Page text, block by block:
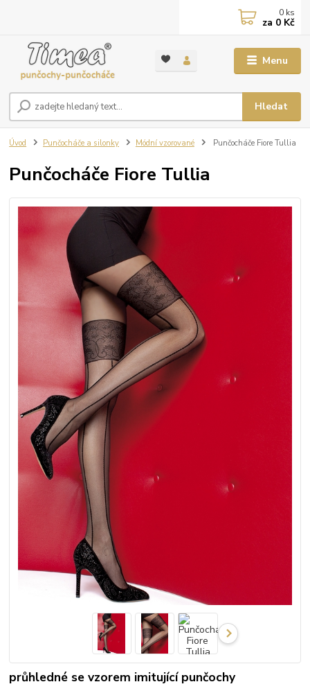
Menu
Hledat
0 ks
za 0 Kč
Úvod Punčocháče a silonky Módní vzorované Punčocháče Fiore Tullia
Punčocháče Fiore Tullia
průhledné se vzorem imitující punčochy